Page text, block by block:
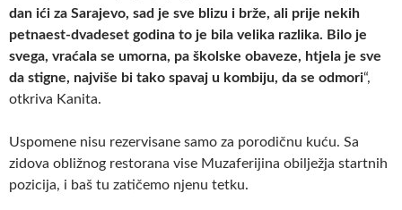
dan ići za Sarajevo, sad je sve blizu i brže, ali prije nekih
petnaest-dvadeset godina to je bila velika razlika. Bilo je
svega, vraćala se umorna, pa školske obaveze, htjela je sve
da stigne, najviše bi tako spavaj u kombiju, da se odmori“,
otkriva Kanita.
Uspomene nisu rezervisane samo za porodičnu kuću. Sa
zidova obližnog restorana vise Muzaferijina obilježja startnih
pozicija, i baš tu zatičemo njenu tetku.